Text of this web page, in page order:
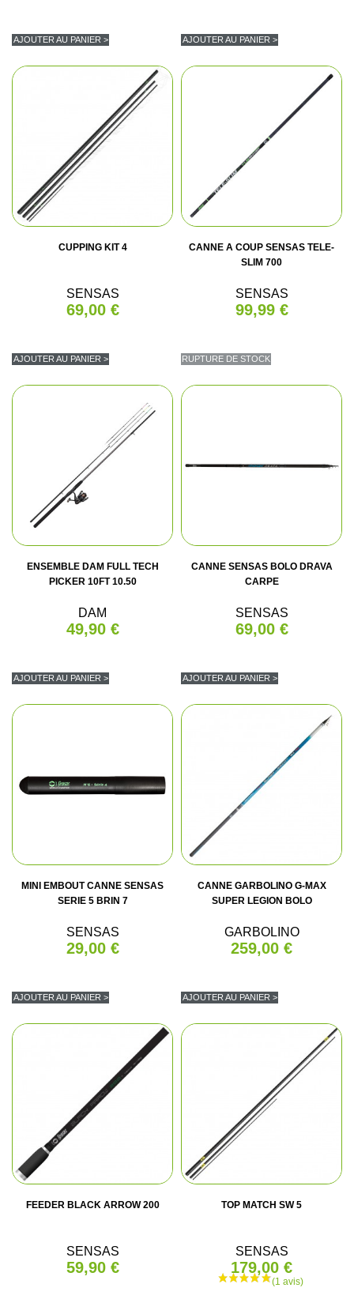
AJOUTER AU PANIER > AJOUTER AU PANIER >
CUPPING KIT 4
SENSAS
69,00 €
AJOUTER AU PANIER >
CANNE A COUP SENSAS TELE-
SLIM 700
SENSAS
99,99 €
RUPTURE DE STOCK
ENSEMBLE DAM FULL TECH
PICKER 10FT 10.50
DAM
49,90 €
AJOUTER AU PANIER >
CANNE SENSAS BOLO DRAVA
CARPE
SENSAS
69,00 €
AJOUTER AU PANIER >
MINI EMBOUT CANNE SENSAS
SERIE 5 BRIN 7
SENSAS
29,00 €
AJOUTER AU PANIER >
CANNE GARBOLINO G-MAX
SUPER LEGION BOLO
GARBOLINO
259,00 €
AJOUTER AU PANIER >
FEEDER BLACK ARROW 200
SENSAS
59,90 €
TOP MATCH SW 5
SENSAS
179,00 €